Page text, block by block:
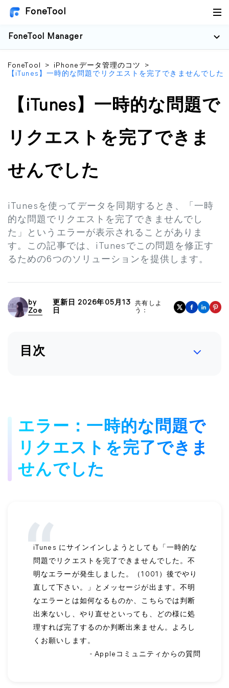
FoneTool
FoneTool Manager
FoneTool > iPhoneデータ管理のコツ
>
【iTunes】一時的な問題でリクエストを完了できませんでした
【iTunes】一時的な問題で
リクエストを完了できま
せんでした
iTunesを使ってデータを同期するとき、「一時
的な問題でリクエストを完了できませんでし
た」というエラーが表示されることがありま
す。この記事では、iTunesでこの問題を修正す
るための6つのソリューションを提供します。
by
Zoe
更新日 2026年05月13
日
共有しよ
う：
目次
エラー：一時的な問題で
リクエストを完了できま
せんでした
iTunes にサインインしようとしても「一時的な
問題でリクエストを完了できませんでした。不
明なエラーが発生しました。（1001）後でやり
直して下さい。」とメッセージが出ます。不明
なエラーとは如何なるものか、こちらでは判断
出来ないし、やり直せといっても、どの様に処
理すれば完了するのか判断出来ません。よろし
くお願いします。
- Appleコミュニティからの質問